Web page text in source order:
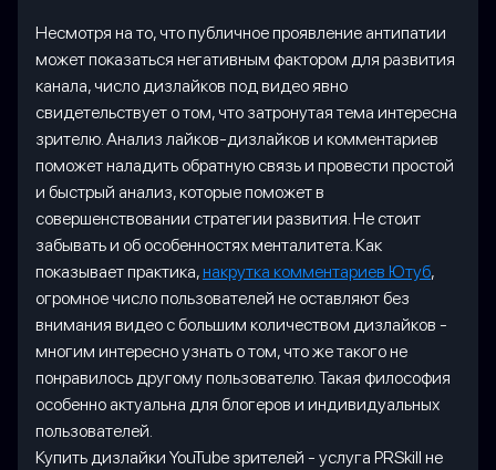
Несмотря на то, что публичное проявление антипатии
может показаться негативным фактором для развития
канала, число дизлайков под видео явно
свидетельствует о том, что затронутая тема интересна
зрителю. Анализ лайков-дизлайков и комментариев
поможет наладить обратную связь и провести простой
и быстрый анализ, которые поможет в
совершенствовании стратегии развития. Не стоит
забывать и об особенностях менталитета. Как
показывает практика, накрутка комментариев Ютуб,
огромное число пользователей не оставляют без
внимания видео с большим количеством дизлайков -
многим интересно узнать о том, что же такого не
понравилось другому пользователю. Такая философия
особенно актуальна для блогеров и индивидуальных
пользователей.
Купить дизлайки YouTube зрителей - услуга PRSkill не